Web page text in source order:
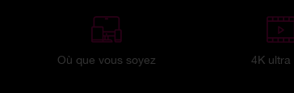
Où que vous soyez 4K ultra